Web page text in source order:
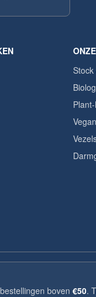
Vegan
boven €50.